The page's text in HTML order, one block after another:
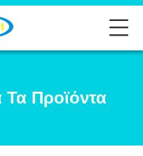
Τα Προϊόντα